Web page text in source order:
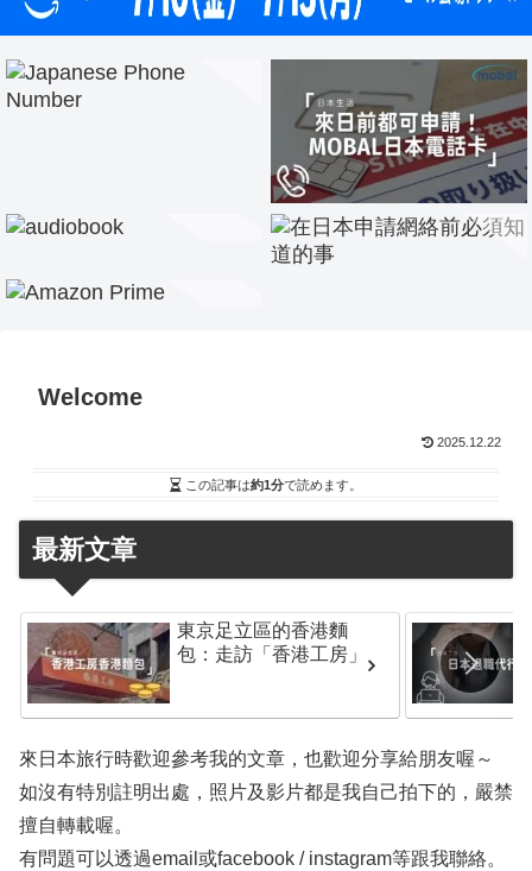
Welcome
2025.12.22
この記事は約1分で読めます。
最新文章
東京足立區的香港麵
包：走訪「香港工房」
來日本旅行時歡迎參考我的文章，也歡迎分享給朋友喔～
如沒有特別註明出處，照片及影片都是我自己拍下的，嚴禁
擅自轉載喔。
有問題可以透過email或facebook / instagram等跟我聯絡。